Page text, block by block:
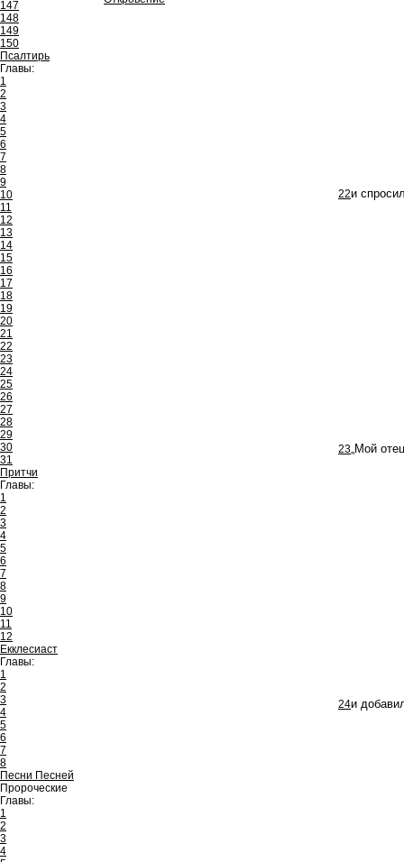
147
148
149
150
Псалтирь
Главы:
1
2
3
4
5
6
7
8
9
10
11
12
13
14
15
16
17
18
19
20
21
22
23
24
25
26
27
28
29
30
31
Притчи
Главы:
1
2
3
4
5
6
7
8
9
10
11
12
Екклесиаст
Главы:
1
2
3
4
5
6
7
8
Песни Песней
Пророческие
Главы:
1
2
3
4
22и
23„Мой
24и